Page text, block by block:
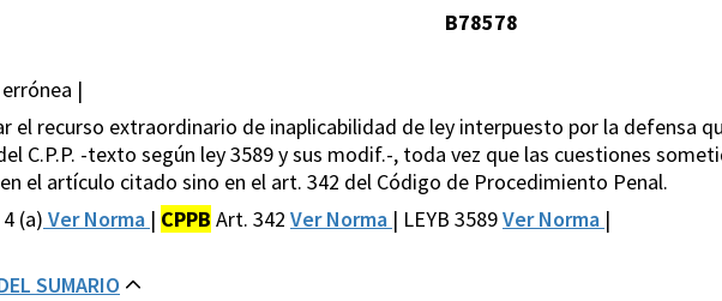
B78578
|
el recurso extraordinario de inaplicabilidad de ley interpuesto por la defensa
C.P.P. -texto según ley 3589 y sus modif.-, toda vez que las cuestiones
el artículo citado sino en el art. 342 del Código de Procedimiento Penal.
(a) Ver Norma | CPPB Art. 342 Ver Norma | LEYB 3589Ver Norma |
SUMARIO